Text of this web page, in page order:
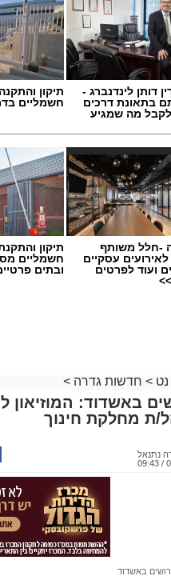
דותן לינדנברג -
בתאונת דרכים
מה שמגיע
תיקון
חשמליים
-חלל משותף
לאירועים עסקיים
ועוד לפרטים
תיקון
חשמליים
ובתים
> חדשות גדרה >
באשדוד: המוזיאון
ת מחלקת חינוך
נתנאל
באשדוד